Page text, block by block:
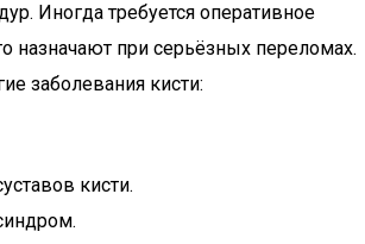
Иногда требуется оперативное
назначают при серьёзных переломах.
заболевания кисти:
кисти.